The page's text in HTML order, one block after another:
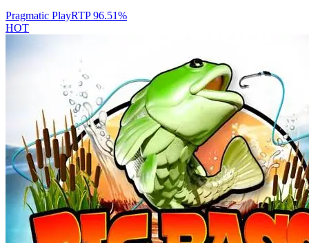
Pragmatic PlayRTP96.51%
HOT